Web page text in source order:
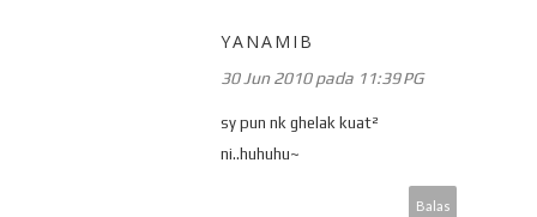
YANAMIB
30 Jun 2010 pada 11:39 PG
sy pun nk ghelak kuat²
ni..huhuhu~
Balas